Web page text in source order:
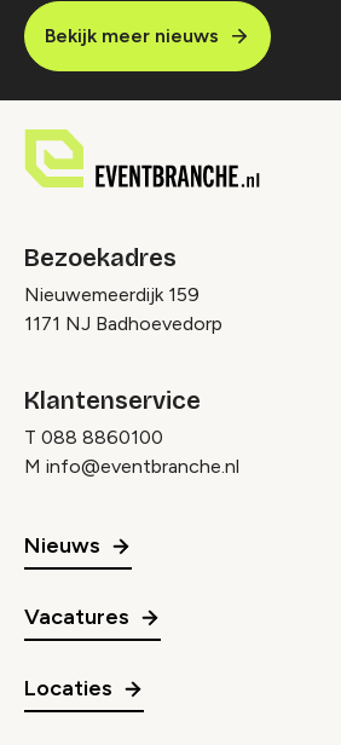
Bekijk meer nieuws
Bezoekadres
Nieuwemeerdijk 159
1171 NJ Badhoevedorp
Klantenservice
T 088 8860100
M info@eventbranche.nl
Nieuws
Vacatures
Locaties